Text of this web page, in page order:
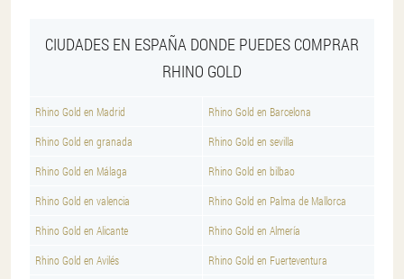
CIUDADES EN ESPAÑA DONDE PUEDES COMPRAR
RHINO GOLD
Rhino Gold en Madrid Rhino Gold en Barcelona
Rhino Gold en granada Rhino Gold en sevilla
Rhino Gold en Málaga Rhino Gold en bilbao
Rhino Gold en valencia Rhino Gold en Palma de Mallorca
Rhino Gold en Alicante Rhino Gold en Almería
Rhino Gold en Avilés Rhino Gold en Fuerteventura